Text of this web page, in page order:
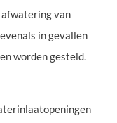
afwatering van
in gevallen
worden gesteld.